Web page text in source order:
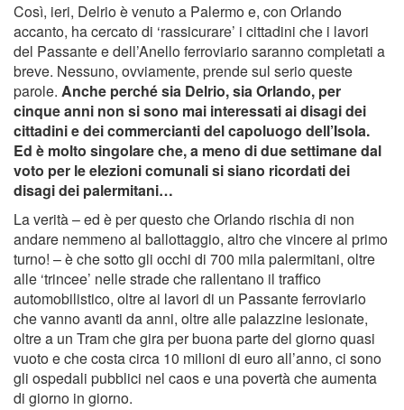
Così, ieri, Delrio è venuto a Palermo e, con Orlando
accanto, ha cercato di ‘rassicurare’ i cittadini che i lavori
del Passante e dell’Anello ferroviario saranno completati a
breve. Nessuno, ovviamente, prende sul serio queste
parole. Anche perché sia Delrio, sia Orlando, per
cinque anni non si sono mai interessati ai disagi dei
cittadini e dei commercianti del capoluogo dell’Isola.
Ed è molto singolare che, a meno di due settimane dal
voto per le elezioni comunali si siano ricordati dei
disagi dei palermitani…
La verità – ed è per questo che Orlando rischia di non
andare nemmeno al ballottaggio, altro che vincere al primo
turno! – è che sotto gli occhi di 700 mila palermitani, oltre
alle ‘trincee’ nelle strade che rallentano il traffico
automobilistico, oltre ai lavori di un Passante ferroviario
che vanno avanti da anni, oltre alle palazzine lesionate,
oltre a un Tram che gira per buona parte del giorno quasi
vuoto e che costa circa 10 milioni di euro all’anno, ci sono
gli ospedali pubblici nel caos e una povertà che aumenta
di giorno in giorno.